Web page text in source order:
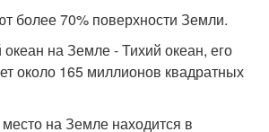
более 70% поверхности Земли.
на Земле - Тихий океан, его
около 165 миллионов квадратных
на Земле находится в